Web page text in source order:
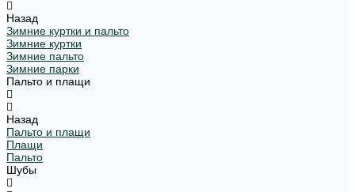
Назад
Зимние куртки и пальто
Зимние куртки
Зимние пальто
Зимние парки
Пальто и плащи
Назад
Пальто и плащи
Плащи
Пальто
Шубы